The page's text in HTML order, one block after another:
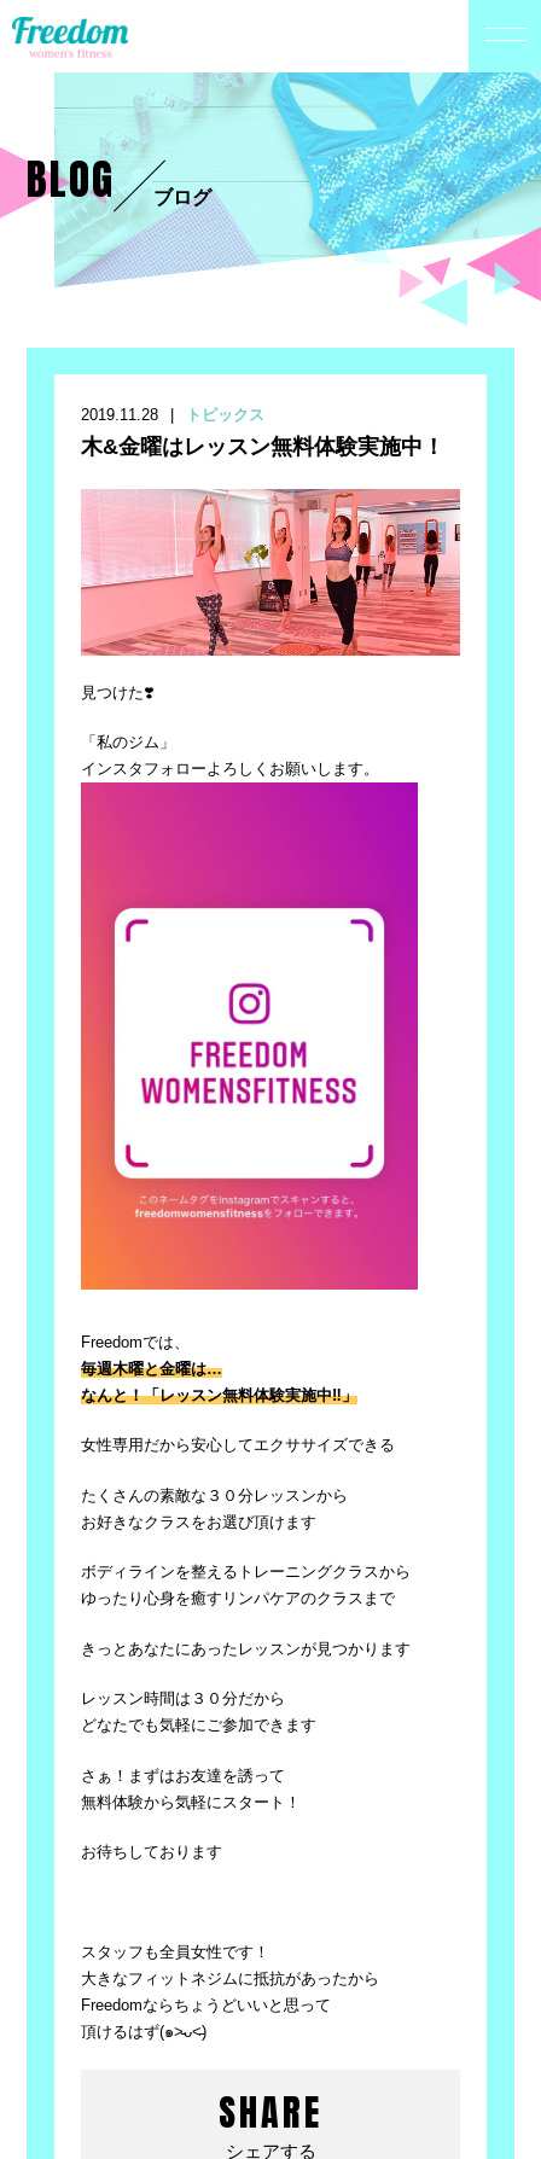
BLOG ブログ
2019.11.28 トピックス
木&金曜はレッスン無料体験実施中！
見つけた❣️
「私のジム」
インスタフォローよろしくお願いします。
Freedomでは、
毎週木曜と金曜は…
なんと！「レッスン無料体験実施中‼️」
女性専用だから安心してエクササイズできる
たくさんの素敵な３０分レッスンから
お好きなクラスをお選び頂けます
ボディラインを整えるトレーニングクラスから
ゆったり心身を癒すリンパケアのクラスまで
きっとあなたにあったレッスンが見つかります
レッスン時間は３０分だから
どなたでも気軽にご参加できます
さぁ！まずはお友達を誘って
無料体験から気軽にスタート！
お待ちしております
スタッフも全員女性です！
大きなフィットネジムに抵抗があったから
Freedomならちょうどいいと思って
頂けるはず(๑˃̵ᴗ˂̵)
SHARE
シェアする